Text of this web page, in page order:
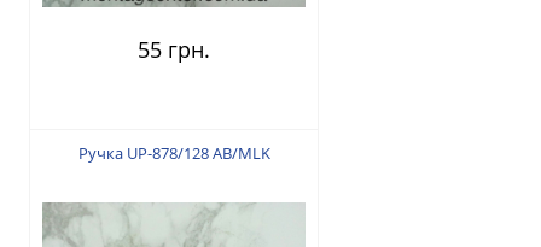
55 грн.
Ручка UP-878/128 AB/MLK